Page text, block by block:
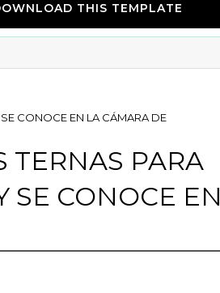
THIS TEMPLATE
CONOCE EN LA CÁMARA DE
TERNAS PARA
SE CONOCE EN